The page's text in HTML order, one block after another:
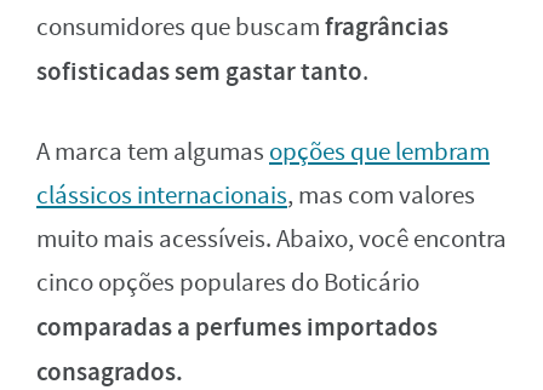
consumidores que buscamfragrâncias
sofisticadas sem gastar tanto.
A marca tem algumas opções que lembram
clássicos internacionais, mas com valores
muito mais acessíveis. Abaixo, você encontra
cinco opções populares do Boticário
comparadas a perfumes importados
consagrados.